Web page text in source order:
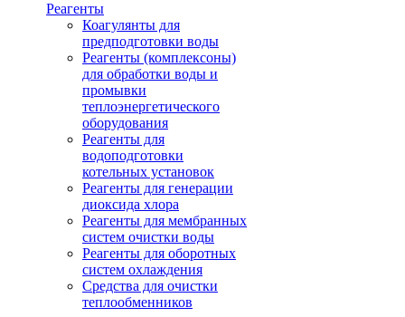
Реагенты
Коагулянты для
предподготовки воды
Реагенты (комплексоны)
для обработки воды и
промывки
теплоэнергетического
оборудования
Реагенты для
водоподготовки
котельных установок
Реагенты для генерации
диоксида хлора
Реагенты для мембранных
систем очистки воды
Реагенты для оборотных
систем охлаждения
Средства для очистки
теплообменников